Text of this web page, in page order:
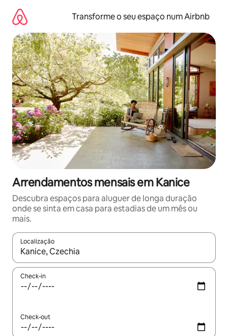
para
conteúdo
Transforme o seu espaço num Airbnb
Arrendamentos mensais em Kanice
Descubra espaços para aluguer de longa duração
onde se sinta em casa para estadias de um mês ou
mais.
Localização
Quando os resultados estiverem disponíveis, navegue com
Check-in
Check-out